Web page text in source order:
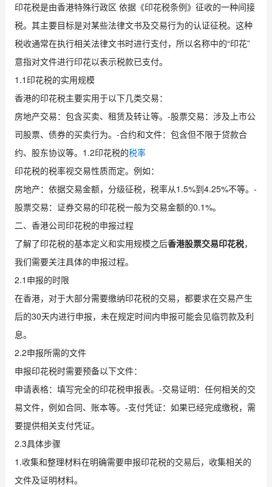
印花税是由香港特殊行政区 依据《印花税条例》征收的一种间接
税。其主要目标是对某些法律文书及交易行为的认证征税。这种
税收通常在执行相关法律文书时进行支付，所以名称中的“印花”
意指对文件进行印花以表示税款已支付。
1.1印花税的实用规模
香港的印花税主要实用于以下几类交易：
房地产交易：包含买卖、租赁及转让等。-股票交易：涉及上市公
司股票、债券的买卖行为。-合约和文件：包含但不限于贷款合
约、股东协议等。1.2印花税的税率
印花税的税率视交易性质而定。例如：
房地产：依据交易金额，分级征税，税率从1.5%到4.25%不等。-
股票交易：证券交易的印花税一般为交易金额的0.1%。
二、香港公司印花税的申报过程
了解了印花税的基本定义和实用规模之后香港股票交易印花税，
我们需要关注具体的申报过程。
2.1申报的时限
在香港，对于大部分需要缴纳印花税的交易，都要求在交易产生
后的30天内进行申报，未在规定时间内申报可能会见临罚款及利
息。
2.2申报所需的文件
申报印花税时需要预备以下文件：
申请表格：填写完全的印花税申报表。-交易证明：任何相关的交
易文件，例如合同、账本等。-支付凭证：如果已经完成缴税，需
要提供相关支付凭证。
2.3具体步骤
1.收集和整理材料在明确需要申报印花税的交易后，收集相关的
文件及证明材料。